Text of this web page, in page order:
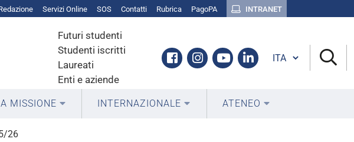
Servizi Online SOS Contatti Rubrica PagoPA INTRANET
Futuri studenti
Studenti iscritti
Laureati
Enti e aziende
Facebook
Instagram
YoutubeLinkedin
Cambia lingua
MISSIONE INTERNAZIONALE ATENEO
26